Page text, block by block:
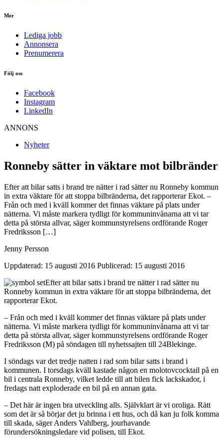
Mer
Lediga jobb
Annonsera
Prenumerera
Följ oss
Facebook
Instagram
LinkedIn
ANNONS
Nyheter
Ronneby sätter in väktare mot bilbränder
Efter att bilar satts i brand tre nätter i rad sätter nu Ronneby kommun
in extra väktare för att stoppa bilbränderna, det rapporterar Ekot. –
Från och med i kväll kommer det finnas väktare på plats under
nätterna. Vi måste markera tydligt för kommuninvånarna att vi tar
detta på största allvar, säger kommunstyrelsens ordförande Roger
Fredriksson […]
Jenny Persson
Uppdaterad: 15 augusti 2016 Publicerad: 15 augusti 2016
Efter att bilar satts i brand tre nätter i rad sätter nu
Ronneby kommun in extra väktare för att stoppa bilbränderna, det
rapporterar Ekot.
– Från och med i kväll kommer det finnas väktare på plats under
nätterna. Vi måste markera tydligt för kommuninvånarna att vi tar
detta på största allvar, säger kommunstyrelsens ordförande Roger
Fredriksson (M) på söndagen till nyhetssajten till 24Blekinge.
I söndags var det tredje natten i rad som bilar satts i brand i
kommunen. I torsdags kväll kastade någon en molotovcocktail på en
bil i centrala Ronneby, vilket ledde till att bilen fick lackskador, i
fredags natt exploderade en bil på en annan gata.
– Det här är ingen bra utveckling alls. Självklart är vi oroliga. Rätt
som det är så börjar det ju brinna i ett hus, och då kan ju folk komma
till skada, säger Anders Vahlberg, jourhavande
förundersökningsledare vid polisen, till Ekot.